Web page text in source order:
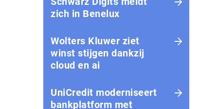
zich in Benelux
Wolters Kluwer ziet
winst stijgen dankzij
cloud en ai
UniCredit moderniseert
bankplatform met